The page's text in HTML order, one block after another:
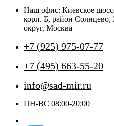
на
Наш офис: Киевское
корп. Б, район
округ, Москва
+7 (925) 975-07-77
+7 (495) 663-55-20
info@sad-mir.ru
ПН-ВС 08:00-20:00